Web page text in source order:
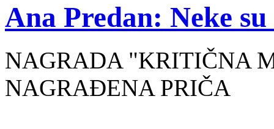
Ana Predan: Neke
NAGRADA "KRITIČNA
NAGRAĐENA PRIČA